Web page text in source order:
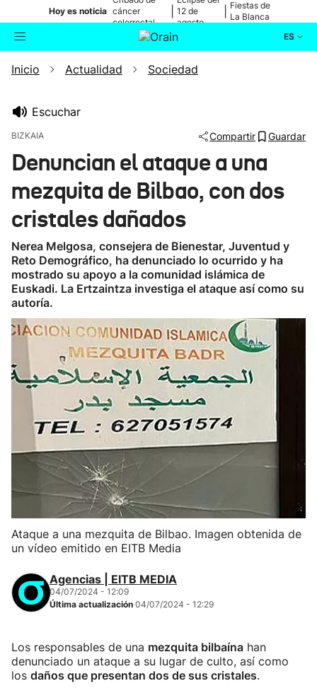
Hoy es noticia cáncer
colorrectal
12 de
agosto
Fiestas de
La Blanca
ES
Buscador Actualidad
Ikusmiran
Eguraldia
Inicio Actualidad Sociedad
Escuchar
BIZKAIA Compartir Guardar
Denuncian el ataque a una
mezquita de Bilbao, con dos
cristales dañados
Nerea Melgosa, consejera de Bienestar, Juventud y
Reto Demográfico, ha denunciado lo ocurrido y ha
mostrado su apoyo a la comunidad islámica de
Euskadi. La Ertzaintza investiga el ataque así como su
autoría.
Ataque a una mezquita de Bilbao. Imagen obtenida de
un vídeo emitido en EITB Media
Agencias | EITB MEDIA
04/07/2024 - 12:09
Última actualización 04/07/2024 - 12:29
Los responsables de una mezquita bilbaína han
denunciado un ataque a su lugar de culto, así como
los daños que presentan dos de sus cristales.